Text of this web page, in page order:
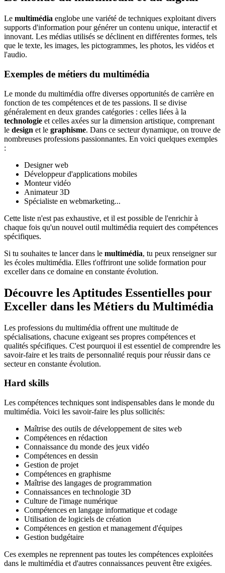
Le multimédia englobe une variété de techniques exploitant divers
supports d'information pour générer un contenu unique, interactif et
innovant. Les médias utilisés se déclinent en différentes formes, tels
que le texte, les images, les pictogrammes, les photos, les vidéos et
l'audio.
Exemples de métiers du multimédia
Le monde du multimédia offre diverses opportunités de carrière en
fonction de tes compétences et de tes passions. Il se divise
généralement en deux grandes catégories : celles liées à la
technologie et celles axées sur la dimension artistique, comprenant
le design et le graphisme. Dans ce secteur dynamique, on trouve de
nombreuses professions passionnantes. En voici quelques exemples
:
Designer web
Développeur d'applications mobiles
Monteur vidéo
Animateur 3D
Spécialiste en webmarketing...
Cette liste n'est pas exhaustive, et il est possible de l'enrichir à
chaque fois qu'un nouvel outil multimédia requiert des compétences
spécifiques.
Si tu souhaites te lancer dans le multimédia, tu peux renseigner sur
les écoles multimédia. Elles t'offriront une solide formation pour
exceller dans ce domaine en constante évolution.
Découvre les Aptitudes Essentielles pour
Exceller dans les Métiers du Multimédia
Les professions du multimédia offrent une multitude de
spécialisations, chacune exigeant ses propres compétences et
qualités spécifiques. C'est pourquoi il est essentiel de comprendre les
savoir-faire et les traits de personnalité requis pour réussir dans ce
secteur en constante évolution.
Hard skills
Les compétences techniques sont indispensables dans le monde du
multimédia. Voici les savoir-faire les plus sollicités:
Maîtrise des outils de développement de sites web
Compétences en rédaction
Connaissance du monde des jeux vidéo
Compétences en dessin
Gestion de projet
Compétences en graphisme
Maîtrise des langages de programmation
Connaissances en technologie 3D
Culture de l'image numérique
Compétences en langage informatique et codage
Utilisation de logiciels de création
Compétences en gestion et management d'équipes
Gestion budgétaire
Ces exemples ne reprennent pas toutes les compétences exploitées
dans le multimédia et d'autres connaissances peuvent être exigées.